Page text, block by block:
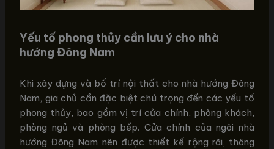
Yếu tố phong thủy cần lưu ý cho nhà
hướng Đông Nam
Khi xây dựng và bố trí nội thất cho nhà hướng Đông
Nam, gia chủ cần đặc biệt chú trọng đến các yếu tố
phong thủy, bao gồm vị trí cửa chính, phòng khách,
phòng ngủ và phòng bếp. Cửa chính của ngôi nhà
hướng Đông Nam nên được thiết kế rộng rãi, thông